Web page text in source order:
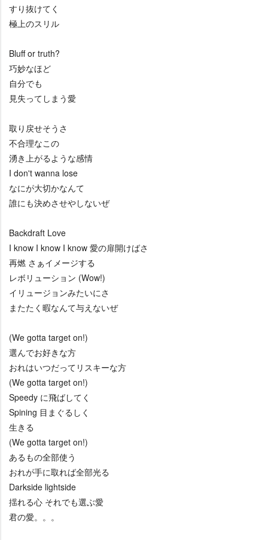
すり抜けてく
極上のスリル
Bluff or truth?
巧妙なほど
自分でも
見失ってしまう愛
取り戻せそうさ
不合理なこの
湧き上がるような感情
I don't wanna lose
なにが大切かなんて
誰にも決めさせやしないぜ
Backdraft Love
I know I know I know 愛の扉開けばさ
再燃 さぁイメージする
レボリューション (Wow!)
イリュージョンみたいにさ
またたく暇なんて与えないぜ
(We gotta target on!)
選んでお好きな方
おれはいつだってリスキーな方
(We gotta target on!)
Speedy に飛ばしてく
Spining 目まぐるしく
生きる
(We gotta target on!)
あるもの全部使う
おれが手に取れば全部光る
Darkside lightside
揺れる心 それでも選ぶ愛
君の愛。。。